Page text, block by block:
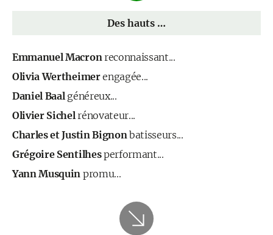
Des hauts …
Emmanuel Macronreconnaissant...
Olivia Wertheimerengagée...
Daniel Baalgénéreux...
Olivier Sichelrénovateur...
Charles et Justin Bignonbatisseurs...
Grégoire Sentilhesperformant...
Yann Musquin promu...